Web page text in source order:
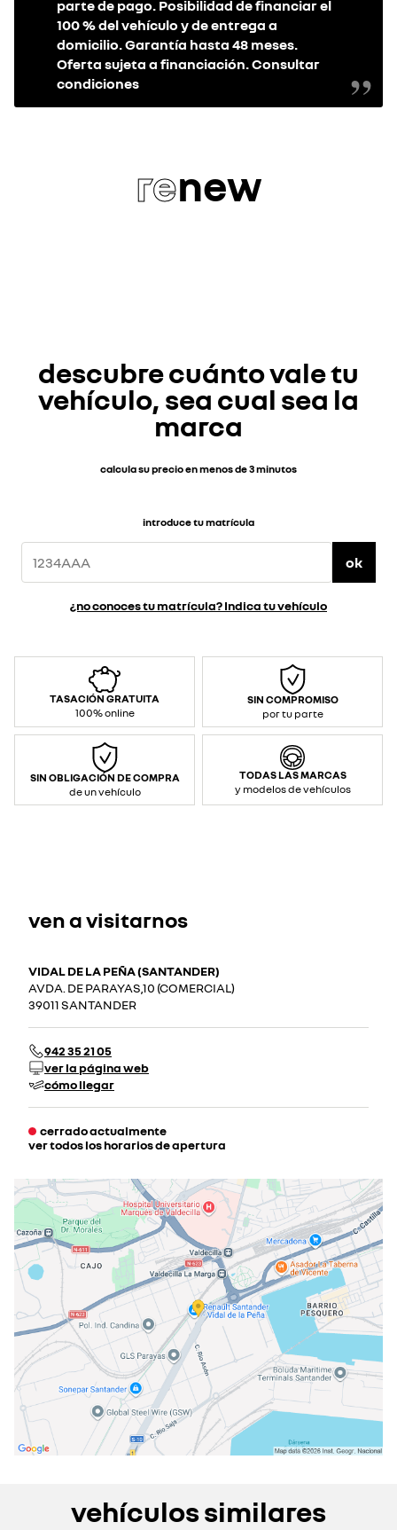
parte de pago. Posibilidad de financiar el
100 % del vehículo y de entrega a
domicilio. Garantía hasta 48 meses.
Oferta sujeta a financiación. Consultar
condiciones
renew
descubre cuánto vale tu
vehículo, sea cual sea la
marca
calcula su precio en menos de 3 minutos
introduce tu matrícula
ok
¿no conoces tu matrícula? Indica tu vehículo
TASACIÓN GRATUITA
100% online
SIN COMPROMISO
por tu parte
SIN OBLIGACIÓN DE COMPRA
de un vehículo
TODAS LAS MARCAS
y modelos de vehículos
ven a visitarnos
VIDAL DE LA PEÑA (SANTANDER)
AVDA. DE PARAYAS,10 (COMERCIAL)
39011 SANTANDER
942 35 21 05
ver la página web
cómo llegar
cerrado actualmente
ver todos los horarios de apertura
martes
09:30 - 13:00
16:00 - 20:00
miércoles
09:30 - 13:0016:00 - 20:00
jueves
09:30 - 13:0016:00 - 20:00
viernes
09:30 - 13:0016:00 - 20:00
sábado
10:00 - 13:00cerrado actualmente
cerrado el 15 ago 2026
domingo
cerrado actualmente
vehículos similares